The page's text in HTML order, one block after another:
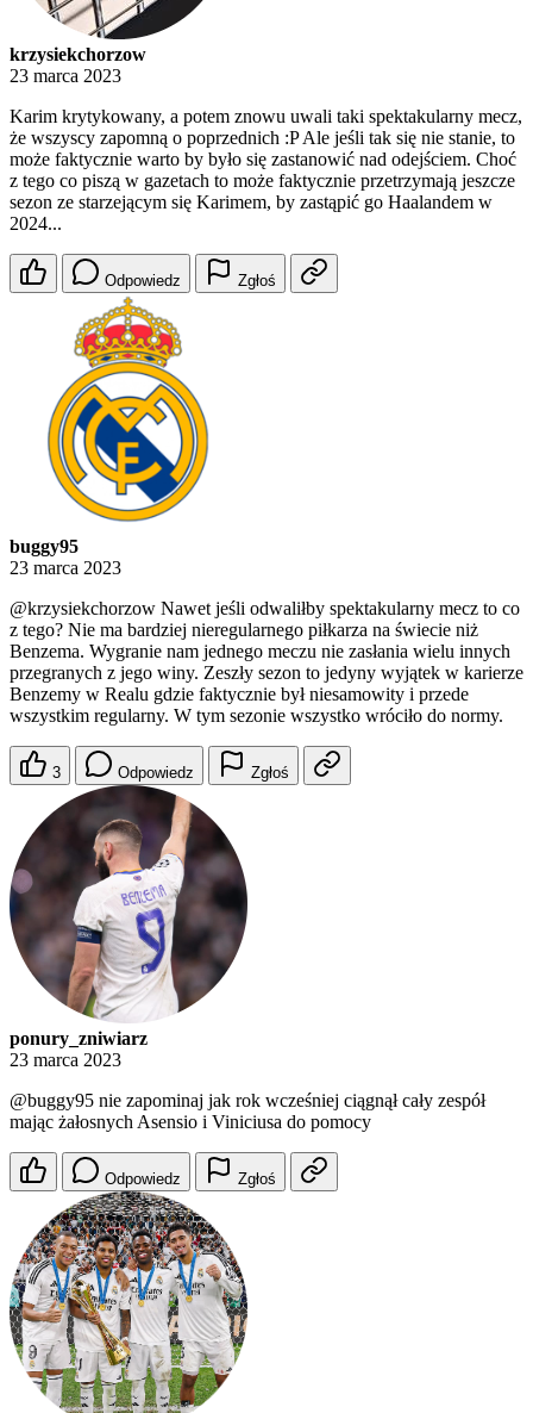
krzysiekchorzow
23 marca 2023
Karim krytykowany, a potem znowu uwali taki spektakularny mecz,
że wszyscy zapomną o poprzednich :P Ale jeśli tak się nie stanie, to
może faktycznie warto by było się zastanowić nad odejściem. Choć
z tego co piszą w gazetach to może faktycznie przetrzymają jeszcze
sezon ze starzejącym się Karimem, by zastąpić go Haalandem w
2024...
Odpowiedz Zgłoś
buggy95
23 marca 2023
@krzysiekchorzow Nawet jeśli odwaliłby spektakularny mecz to co
z tego? Nie ma bardziej nieregularnego piłkarza na świecie niż
Benzema. Wygranie nam jednego meczu nie zasłania wielu innych
przegranych z jego winy. Zeszły sezon to jedyny wyjątek w karierze
Benzemy w Realu gdzie faktycznie był niesamowity i przede
wszystkim regularny. W tym sezonie wszystko wróciło do normy.
3 Odpowiedz Zgłoś
ponury_zniwiarz
23 marca 2023
@buggy95 nie zapominaj jak rok wcześniej ciągnął cały zespół
mając żałosnych Asensio i Viniciusa do pomocy
Odpowiedz Zgłoś